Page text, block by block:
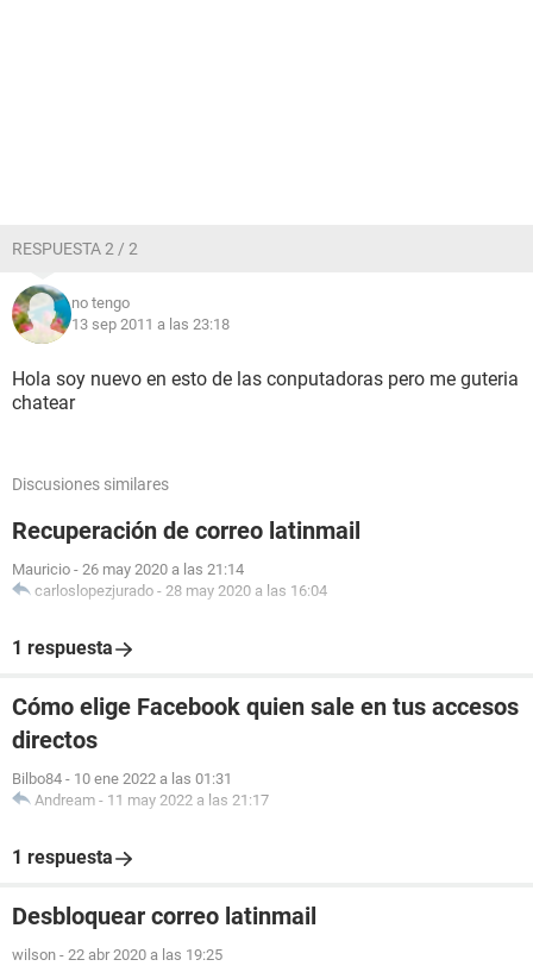
RESPUESTA 2 / 2
no tengo
13 sep 2011 a las 23:18
Hola soy nuevo en esto de las conputadoras pero me guteria
chatear
Discusiones similares
Recuperación de correo latinmail
Mauricio - 26 may 2020 a las 21:14
carloslopezjurado - 28 may 2020 a las 16:04
1 respuesta
Cómo elige Facebook quien sale en tus accesos
directos
Bilbo84 - 10 ene 2022 a las 01:31
Andream - 11 may 2022 a las 21:17
1 respuesta
Desbloquear correo latinmail
wilson - 22 abr 2020 a las 19:25